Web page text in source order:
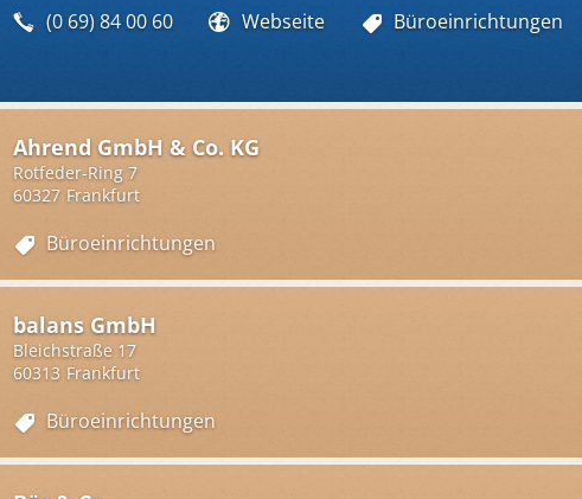
(0 69) 84 00 60 Webseite Büroeinrichtungen
Ahrend GmbH & Co. KG
Rotfeder-Ring 7
60327 Frankfurt
Büroeinrichtungen
balans GmbH
Bleichstraße 17
60313 Frankfurt
Büroeinrichtungen